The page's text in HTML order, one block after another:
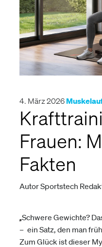
4. März 2026
Frauen:
Fakten
Autor Sportstech
„Schwere Gewichte?
– ein Satz, den man
Zum Glück ist dieser